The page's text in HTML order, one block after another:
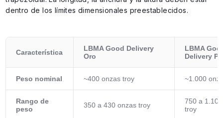
dentro de los límites dimensionales preestablecidos.
Característica
LBMA Good Delivery
Oro
LBMA
Delivery
Peso nominal ~400 onzas troy ~1.000
Rango de
peso
350 a 430 onzas troy
750 a
troy